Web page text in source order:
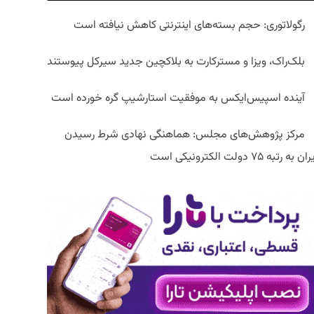
رگولاتوری: حجم بسته‌های اینترنتی کاهش نیافته است
بلک‌راک، ویزا و مسترکارت به بلاکچین جدید سیرکل پیوستند
آینده اسپیس‌ایکس به موفقیت استارشیپ گره خورده است
مرکز پژوهش‌های مجلس: هماهنگی نهادی شرط رسیدن
به رتبه ۷۵ دولت الکترونیکی است